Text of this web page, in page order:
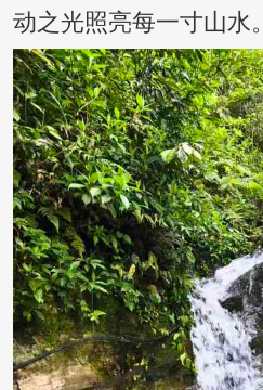
动之光照亮每一寸山水。